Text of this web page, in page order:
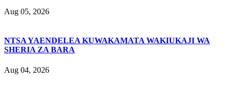
Aug 05, 2026
NTSA YAENDELEA KUWAKAMATA WAKIUKAJI WA
SHERIA ZA BARA
Aug 04, 2026